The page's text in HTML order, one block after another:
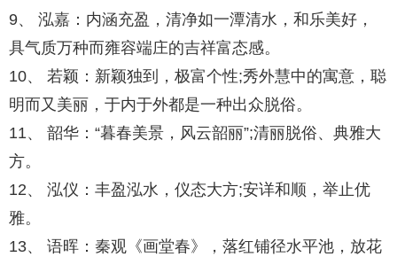
9、 泓嘉：内涵充盈，清净如一潭清水，和乐美好，
具气质万种而雍容端庄的吉祥富态感。
10、 若颖：新颖独到，极富个性;秀外慧中的寓意，聪
明而又美丽，于内于外都是一种出众脱俗。
11、 韶华：“暮春美景，风云韶丽”;清丽脱俗、典雅大
方。
12、 泓仪：丰盈泓水，仪态大方;安详和顺，举止优
雅。
13、 语晖：秦观《画堂春》，落红铺径水平池，放花